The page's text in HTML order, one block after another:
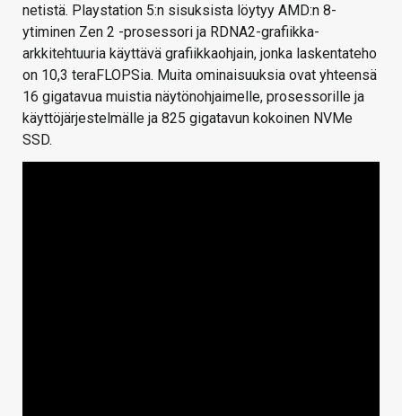
netistä. Playstation 5:n sisuksista löytyy AMD:n 8-
ytiminen Zen 2 -prosessori ja RDNA2-grafiikka-
arkkitehtuuria käyttävä grafiikkaohjain, jonka laskentateho
on 10,3 teraFLOPSia. Muita ominaisuuksia ovat yhteensä
16 gigatavua muistia näytönohjaimelle, prosessorille ja
käyttöjärjestelmälle ja 825 gigatavun kokoinen NVMe
SSD.